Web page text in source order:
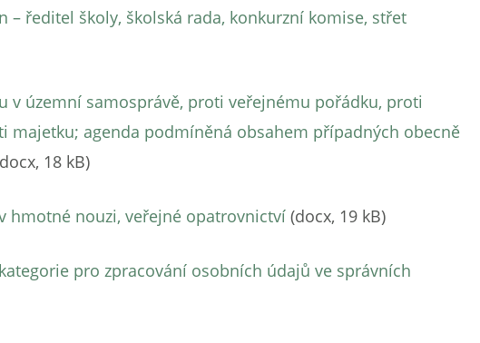
– ředitel školy, školská rada, konkurzní komise, střet
v územní samosprávě, proti veřejnému pořádku, proti
majetku; agenda podmíněná obsahem případných obecně
18 kB)
hmotné nouzi, veřejné opatrovnictví (docx, 19 kB)
pro zpracování osobních údajů ve správních